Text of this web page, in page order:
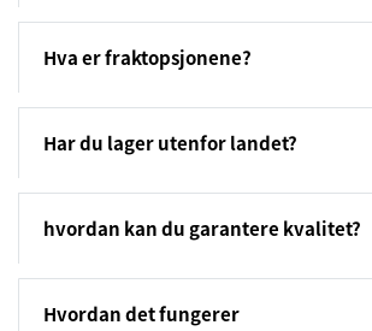
Hva er fraktopsjonene?
Har du lager utenfor landet?
hvordan kan du garantere kvalitet?
Hvordan det fungerer